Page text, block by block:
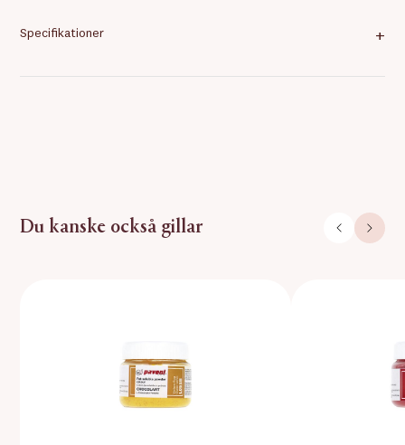
Specifikationer +
Du kanske också gillar